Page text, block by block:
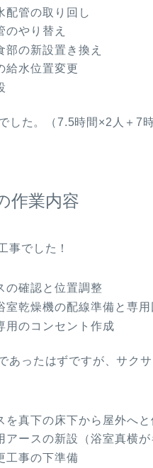
配管の取り回し
のやり替え
部の新設置き換え
給水位置変更
した。（7.5時間×2人＋7
作業内容
事でした！
の確認と位置調整
室乾燥機の配線準備と専用
用のコンセント作成
あったはずですが、サク
を真下の床下から屋外へ
アースの新設（浴室真横
工事の下準備